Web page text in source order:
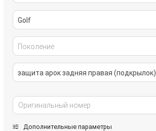
Golf
Поколение
защита арок задняя правая (подкрылок)
Дополнительные параметры